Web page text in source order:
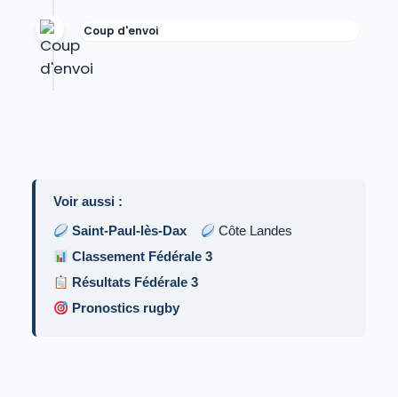
Coup d'envoi
Voir aussi :
Saint-Paul-lès-Dax
Côte Landes
Classement Fédérale 3
Résultats Fédérale 3
Pronostics rugby